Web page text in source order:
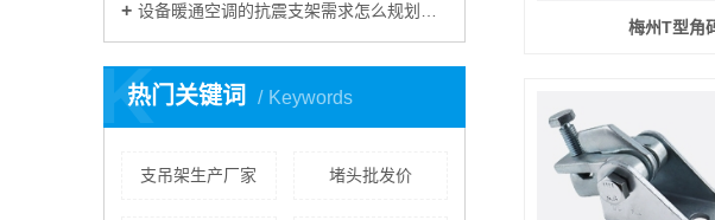
设备暖通空调的抗震支架需求怎么规划好？
热门关键词 Keywords
K
支吊架生产厂家 堵头批发价
梅州T型角